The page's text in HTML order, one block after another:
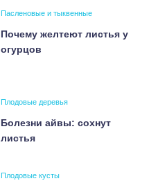
Пасленовые и тыквенные
Почему желтеют листья у
огурцов
Плодовые деревья
Болезни айвы: сохнут
листья
Плодовые кусты